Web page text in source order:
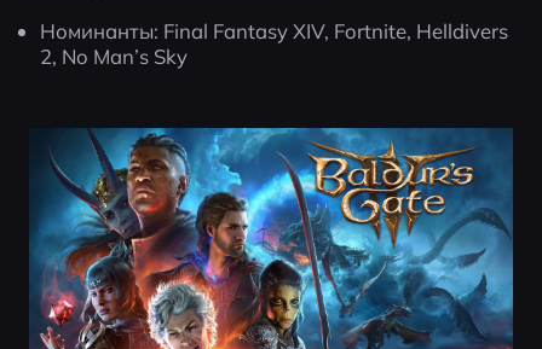
Номинанты: Final Fantasy XIV, Fortnite, Helldivers
2, No Man’s Sky